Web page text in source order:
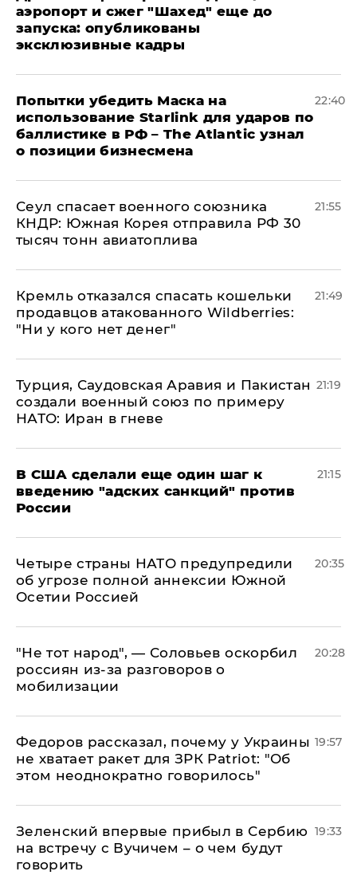
аэропорт и сжег "Шахед" еще до
запуска: опубликованы
эксклюзивные кадры
Попытки убедить Маска на
использование Starlink для ударов по
баллистике в РФ – The Atlantic узнал
о позиции бизнесмена
22:40
​Сеул спасает военного союзника
КНДР: Южная Корея отправила РФ 30
тысяч тонн авиатоплива
21:55
Кремль отказался спасать кошельки
продавцов атакованного Wildberries:
"Ни у кого нет денег"
21:49
Турция, Саудовская Аравия и Пакистан
создали военный союз по примеру
НАТО: Иран в гневе
21:19
В США сделали еще один шаг к
введению "адских санкций" против
России
21:15
Четыре страны НАТО предупредили
об угрозе полной аннексии Южной
Осетии Россией
20:35
​"Не тот народ", — Соловьев оскорбил
россиян из-за разговоров о
мобилизации
20:28
Федоров рассказал, почему у Украины
не хватает ракет для ЗРК Patriot: "Об
этом неоднократно говорилось"
19:57
Зеленский впервые прибыл в Сербию
на встречу с Вучичем – о чем будут
говорить
19:33